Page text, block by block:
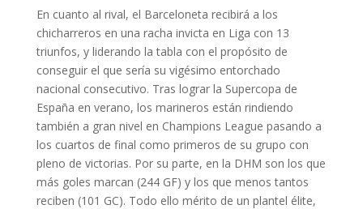
En cuanto al rival, el Barceloneta recibirá a los
chicharreros en una racha invicta en Liga con 13
triunfos, y liderando la tabla con el propósito de
conseguir el que sería su vigésimo entorchado
nacional consecutivo. Tras lograr la Supercopa de
España en verano, los marineros están rindiendo
también a gran nivel en Champions League pasando a
los cuartos de final como primeros de su grupo con
pleno de victorias. Por su parte, en la DHM son los que
más goles marcan (244 GF) y los que menos tantos
reciben (101 GC). Todo ello mérito de un plantel élite,